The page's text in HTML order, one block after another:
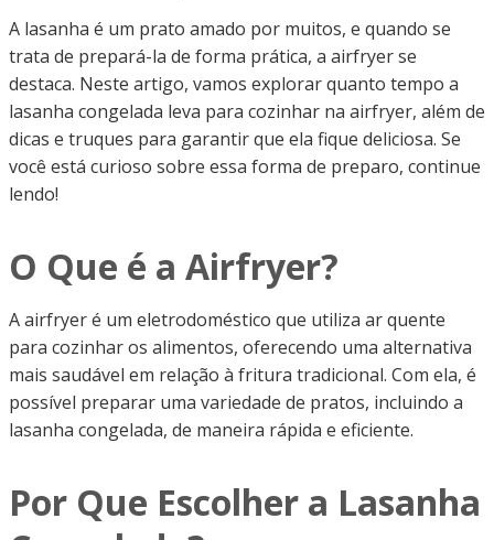
A lasanha é um prato amado por muitos, e quando se
trata de prepará-la de forma prática, a airfryer se
destaca. Neste artigo, vamos explorar quanto tempo a
lasanha congelada leva para cozinhar na airfryer, além de
dicas e truques para garantir que ela fique deliciosa. Se
você está curioso sobre essa forma de preparo, continue
lendo!
O Que é a Airfryer?
A airfryer é um eletrodoméstico que utiliza ar quente
para cozinhar os alimentos, oferecendo uma alternativa
mais saudável em relação à fritura tradicional. Com ela, é
possível preparar uma variedade de pratos, incluindo a
lasanha congelada, de maneira rápida e eficiente.
Por Que Escolher a Lasanha